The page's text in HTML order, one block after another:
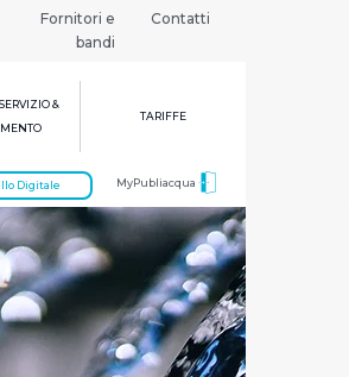
Fornitori e
bandi
Contatti
&
TARIFFE
MyPubliacqua
Digitale